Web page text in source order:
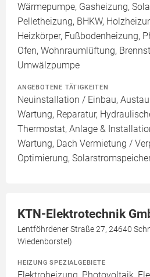
Wärmepumpe, Gasheizung,
Pelletheizung, BHKW,
Heizkörper, Fußbodenheizung,
Ofen, Wohnraumlüftung,
Umwälzpumpe
ANGEBOTENE TÄTIGKEITEN
Neuinstallation / Einbau,
Wartung, Reparatur,
Thermostat, Anlage &
Wartung, Dach Vermietung /
Optimierung,
KTN-Elektrotechnik
Lentföhrdener Straße 27, 24640
Wiedenborstel)
HEIZUNG SPEZIALGEBIETE